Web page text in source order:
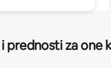
i prednosti za one